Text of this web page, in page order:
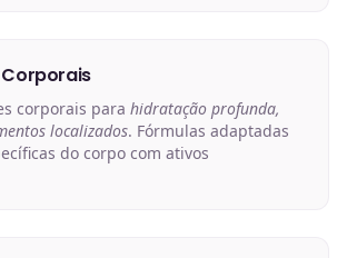
corporais para hidratação profunda,
localizados. Fórmulas adaptadas
do corpo com ativos